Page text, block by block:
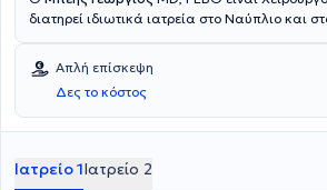
διατηρεί ιδιωτικά ιατρεία στο Ναύπλιο και
στο Γενικό Νοσοκομείο Νίκαιας - Πειραιά.
εμπειρία σε οφθαλμικές παθήσεις, στη
καταρράκτη και στην διαθλαστική
διαθέτει δημοσιεύσεις σε ελληνικά και
ενημέρωση και επιμόρφωσή τoυ.
Απλή επίσκεψη
Δες το κόστος
Ιατρείο 1Ιατρείο 2